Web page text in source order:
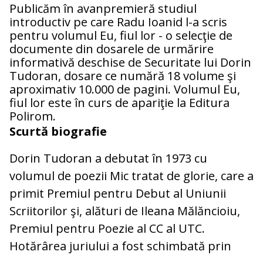
Publicăm în avanpremieră studiul
introductiv pe care Radu Ioanid l-a scris
pentru volumul Eu, fiul lor - o selecţie de
documente din dosarele de urmărire
informativă deschise de Securitate lui Dorin
Tudoran, dosare ce numără 18 volume şi
aproximativ 10.000 de pagini. Volumul Eu,
fiul lor este în curs de apariţie la Editura
Polirom.
Scurtă biografie
Dorin Tudoran a debutat în 1973 cu
volumul de poezii Mic tratat de glorie, care a
primit Premiul pentru Debut al Uniunii
Scriitorilor şi, alături de Ileana Mălăncioiu,
Premiul pentru Poezie al CC al UTC.
Hotărârea juriului a fost schimbată prin